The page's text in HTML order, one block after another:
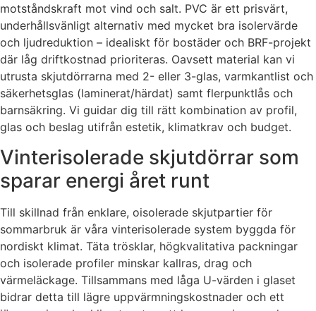
motståndskraft mot vind och salt. PVC är ett prisvärt,
underhållsvänligt alternativ med mycket bra isolervärde
och ljudreduktion – idealiskt för bostäder och BRF-projekt
där låg driftkostnad prioriteras. Oavsett material kan vi
utrusta skjutdörrarna med 2- eller 3-glas, varmkantlist och
säkerhetsglas (laminerat/härdat) samt flerpunktlås och
barnsäkring. Vi guidar dig till rätt kombination av profil,
glas och beslag utifrån estetik, klimatkrav och budget.
Vinterisolerade skjutdörrar som
sparar energi året runt
Till skillnad från enklare, oisolerade skjutpartier för
sommarbruk är våra vinterisolerade system byggda för
nordiskt klimat. Täta trösklar, högkvalitativa packningar
och isolerade profiler minskar kallras, drag och
värmeläckage. Tillsammans med låga U-värden i glaset
bidrar detta till lägre uppvärmningskostnader och ett